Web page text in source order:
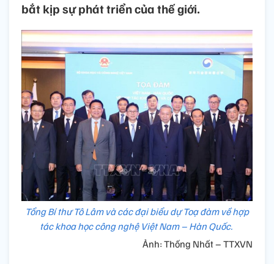
bắt kịp sự phát triển của thế giới.
Tổng Bí thư Tô Lâm và các đại biểu dự Toạ đàm về hợp
tác khoa học công nghệ Việt Nam – Hàn Quốc.
Ảnh: Thống Nhất – TTXVN